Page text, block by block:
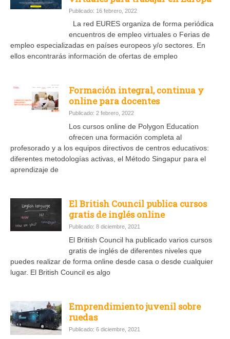
Publicado: 16 febrero, 2022
La red EURES organiza de forma periódica
encuentros de empleo virtuales o Ferias de
empleo especializadas en países europeos y/o sectores. En
ellos encontrarás información de ofertas de empleo
Formación integral, continua y
online para docentes
Publicado: 2 febrero, 2022
Los cursos online de Polygon Education
ofrecen una formación completa al
profesorado y a los equipos directivos de centros educativos:
diferentes metodologías activas, el Método Singapur para el
aprendizaje de
El British Council publica cursos
gratis de inglés online
Publicado: 8 diciembre, 2021
El British Council ha publicado varios cursos
gratis de inglés de diferentes niveles que
puedes realizar de forma online desde casa o desde cualquier
lugar. El British Council es algo
Emprendimiento juvenil sobre
ruedas
Publicado: 6 diciembre, 2021